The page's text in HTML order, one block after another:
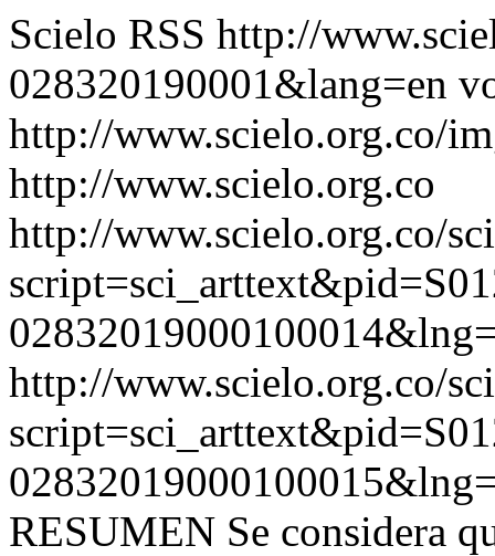
Scielo RSS http://
028320190001&lang=en
http://www.scielo.org.co/
http://www.scielo.org.co
http://www.scielo.org.co/
http://www.scielo.org.co/
RESUMEN Se considera